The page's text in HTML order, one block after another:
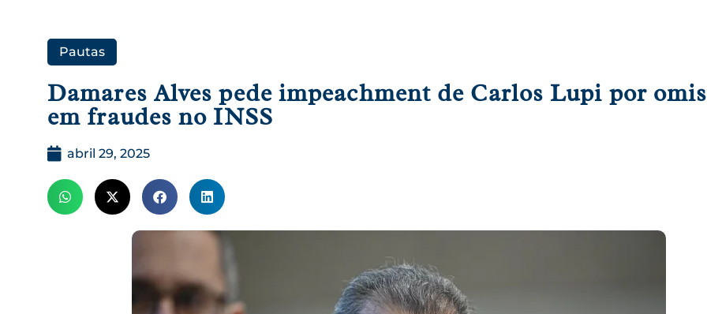
Pautas
Damares Alves pede impeachment de Carlos Lupi por
em fraudes no INSS
abril 29, 2025